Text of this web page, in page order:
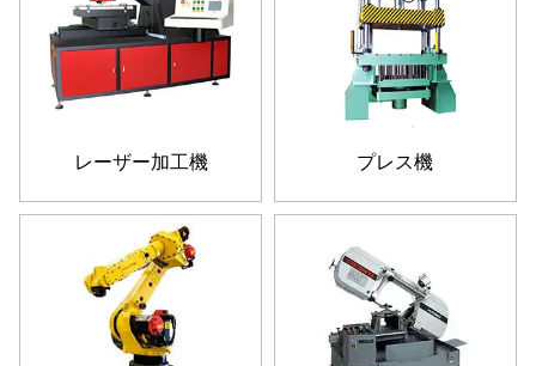
レーザー加工機 プレス機